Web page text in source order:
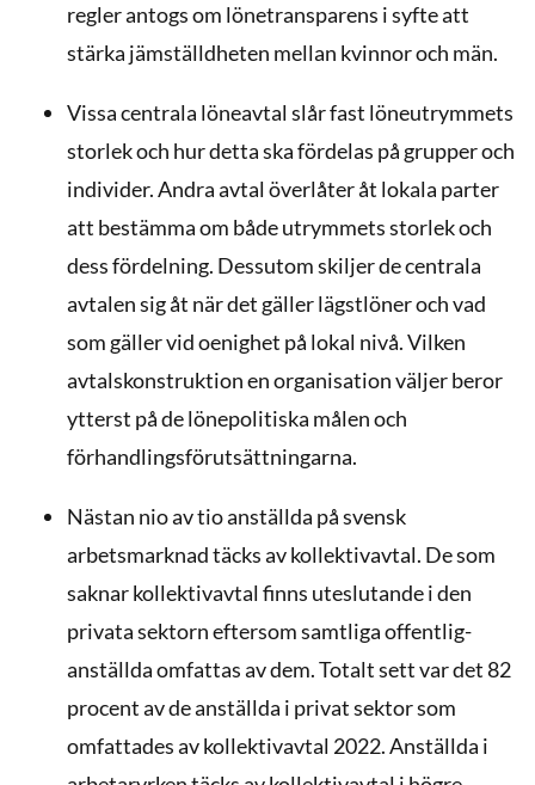
regler antogs om lönetransparens i syfte att
stärka jämställdheten mellan kvinnor och män.
Vissa centrala löneavtal slår fast löneutrymmets
storlek och hur detta ska fördelas på grupper och
individer. Andra avtal överlåter åt lokala parter
att bestämma om både utrymmets storlek och
dess fördelning. Dessutom skiljer de centrala
avtalen sig åt när det gäller lägstlöner och vad
som gäller vid oenighet på lokal nivå. Vilken
avtalskonstruktion en organisation väljer beror
ytterst på de lönepolitiska målen och
förhandlingsförutsättningarna.
Nästan nio av tio anställda på svensk
arbetsmarknad täcks av kollektivavtal. De som
saknar kollektivavtal finns uteslutande i den
privata sektorn eftersom samtliga offentlig­
anställda omfattas av dem. Totalt sett var det 82
procent av de anställda i privat sektor som
omfattades av kollektivavtal 2022. Anställda i